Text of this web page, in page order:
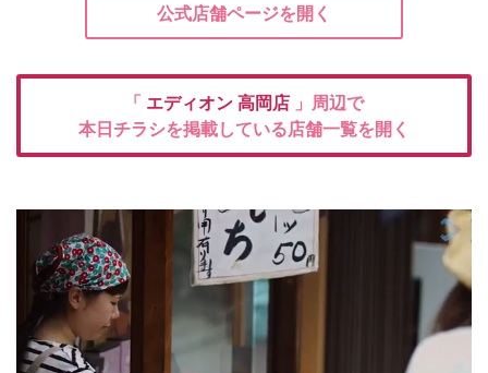
公式店舗ページを開く
「 エディオン 高岡店 」周辺で
本日チラシを掲載している店舗一覧を開く